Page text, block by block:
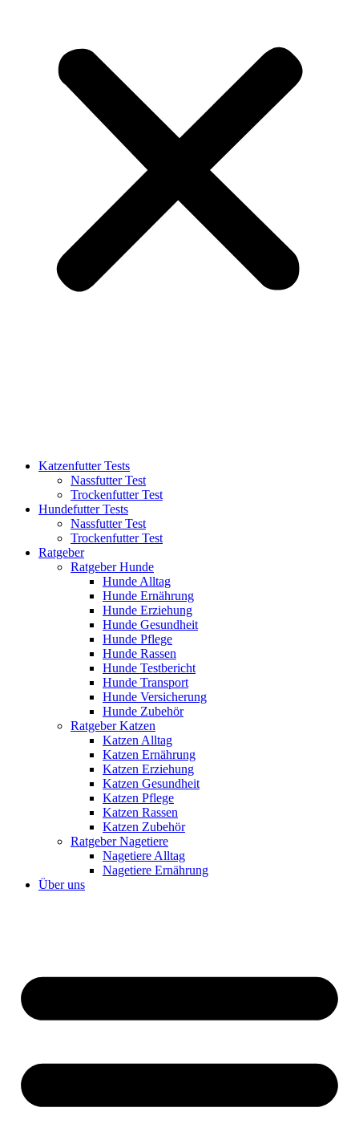
Katzenfutter Tests
Nassfutter Test
Trockenfutter Test
Hundefutter Tests
Nassfutter Test
Trockenfutter Test
Ratgeber
Ratgeber Hunde
Hunde Alltag
Hunde Ernährung
Hunde Erziehung
Hunde Gesundheit
Hunde Pflege
Hunde Rassen
Hunde Testbericht
Hunde Transport
Hunde Versicherung
Hunde Zubehör
Ratgeber Katzen
Katzen Alltag
Katzen Ernährung
Katzen Erziehung
Katzen Gesundheit
Katzen Pflege
Katzen Rassen
Katzen Zubehör
Ratgeber Nagetiere
Nagetiere Alltag
Nagetiere Ernährung
Über uns